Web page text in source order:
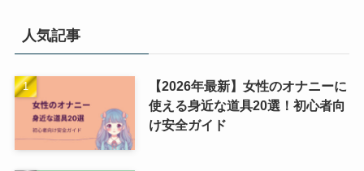
人気記事
【2026年最新】女性のオナニーに
使える身近な道具20選！初心者向
け安全ガイド